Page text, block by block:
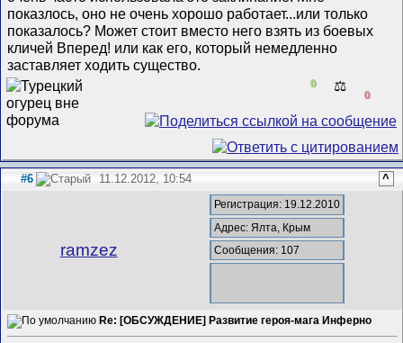
показлось, оно не очень хорошо работает...или только
показалось? Может стоит вместо него взять из боевых
кличей Вперед! или как его, который немедленно
заставляет ходить существо.
0 ⚖️
0
#6 11.12.2012, 10:54 ^
ramzez
Регистрация: 19.12.2010
Адрес: Ялта, Крым
Сообщения: 107
Re: [ОБСУЖДЕНИЕ] Развитие героя-мага Инферно